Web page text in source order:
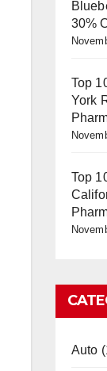
30%
Top
York
Top
Auto